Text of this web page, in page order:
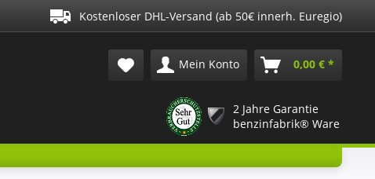
Kostenloser DHL-Versand (ab 50€ innerh. Euregio)
Mein Konto 0,00 € *
2 Jahre Garantie
benzinfabrik® Ware